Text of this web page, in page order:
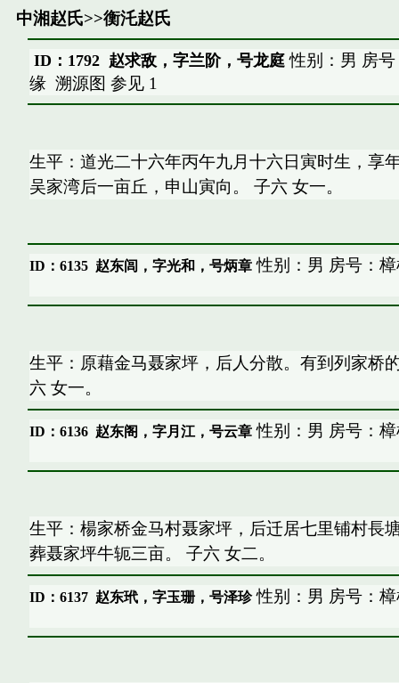
中湘赵氏>>衡汑赵氏
ID：1792 赵求敌，字兰阶，号龙庭性别：男 房
缘 溯源图 参见 1
生平：道光二十六年丙午九月十六日寅时生，享
吴家湾后一亩丘，申山寅向。 子六 女一。
ID：6135 赵东闾，字光和，号炳章性别：男 房号：
生平：原藉金马聂家坪，后人分散。有到列家桥
六 女一。
ID：6136 赵东阁，字月江，号云章性别：男 房号：
生平：楊家桥金马村聂家坪，后迁居七里铺村長
葬聂家坪牛轭三亩。 子六 女二。
ID：6137 赵东玳，字玉珊，号泽珍性别：男 房号：